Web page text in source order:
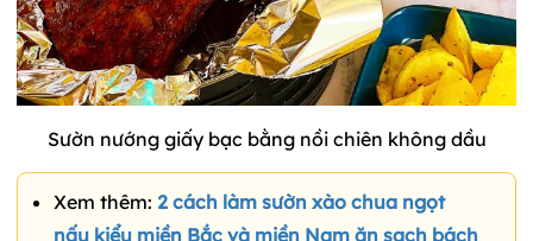
Sườn nướng giấy bạc bằng nồi chiên không dầu
Xem thêm: 2 cách làm sườn xào chua ngọt
nấu kiểu miền Bắc và miền Nam ăn sạch bách